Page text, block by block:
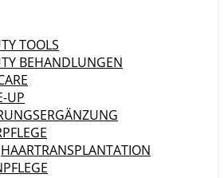
TOOLS
BEHANDLUNGEN
UP
HAARTRANSPLANTATION